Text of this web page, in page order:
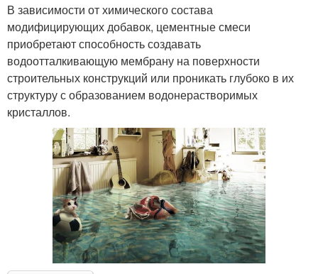
В зависимости от химического состава
модифицирующих добавок, цементные смеси
приобретают способность создавать
водоотталкивающую мембрану на поверхности
строительных конструкций или проникать глубоко в их
структуру с образованием водонерастворимых
кристаллов.